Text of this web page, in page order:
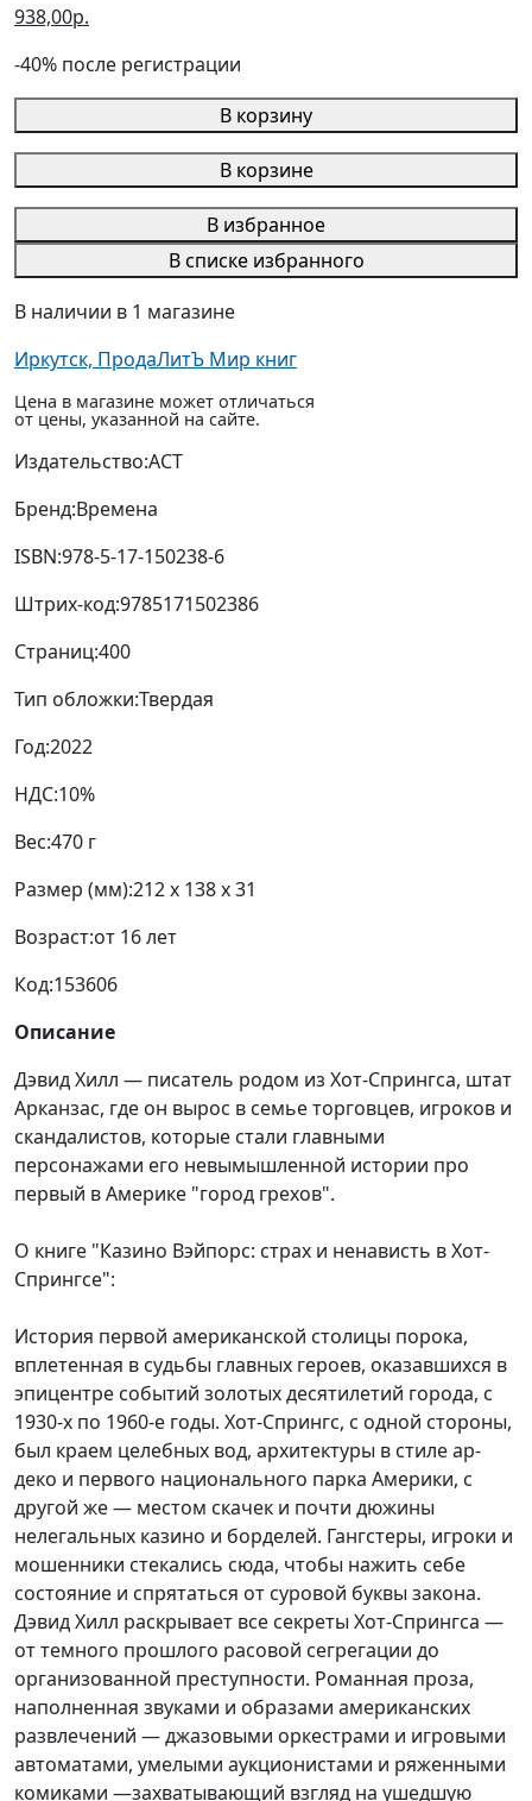
938,00р.
-40% после регистрации
В корзину
В корзине
В избранное
В списке избранного
В наличии в 1 магазине
Иркутск, ПродаЛитЪ Мир книг
Цена в магазине может отличаться
от цены, указанной на сайте.
Издательство:АСТ
Бренд:Времена
ISBN:978-5-17-150238-6
Штрих-код:9785171502386
Страниц:400
Тип обложки:Твердая
Год:2022
НДС:10%
Вес:470 г
Размер (мм):212 x 138 x 31
Возраст:от 16 лет
Код:153606
Описание
Дэвид Хилл — писатель родом из Хот-Спрингса, штат
Арканзас, где он вырос в семье торговцев, игроков и
скандалистов, которые стали главными
персонажами его невымышленной истории про
первый в Америке "город грехов".
О книге "Казино Вэйпорс: страх и ненависть в Хот-
Спрингсе":
История первой американской столицы порока,
вплетенная в судьбы главных героев, оказавшихся в
эпицентре событий золотых десятилетий города, с
1930-х по 1960-е годы. Хот-Спрингс, с одной стороны,
был краем целебных вод, архитектуры в стиле ар-
деко и первого национального парка Америки, с
другой же — местом скачек и почти дюжины
нелегальных казино и борделей. Гангстеры, игроки и
мошенники стекались сюда, чтобы нажить себе
состояние и спрятаться от суровой буквы закона.
Дэвид Хилл раскрывает все секреты Хот-Спрингса —
от темного прошлого расовой сегрегации до
организованной преступности. Романная проза,
наполненная звуками и образами американских
развлечений — джазовыми оркестрами и игровыми
автоматами, умелыми аукционистами и ряженными
комиками —захватывающий взгляд на ушедшую